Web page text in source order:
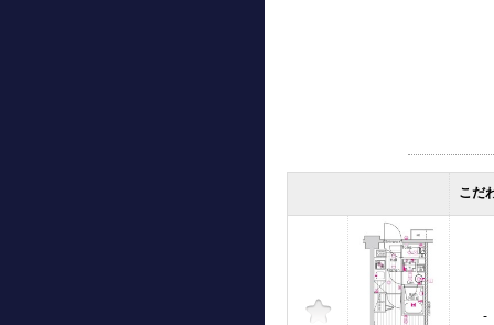
こだ
-